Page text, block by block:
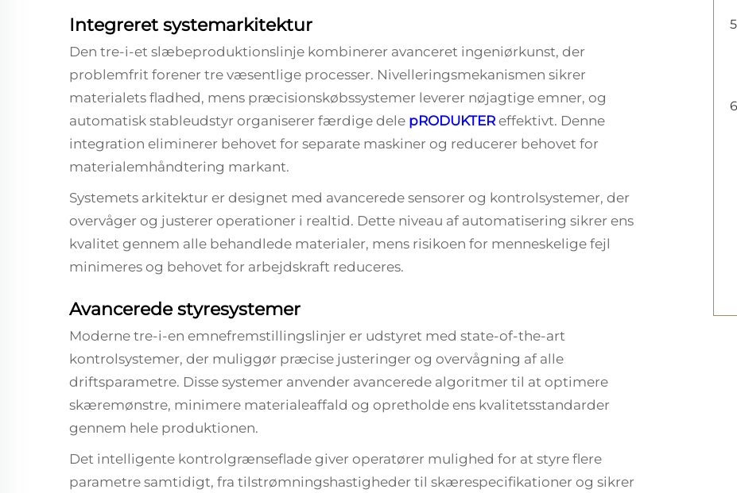
Integreret systemarkitektur
Den tre-i-et slæbeproduktionslinje kombinerer avanceret ingeniørkunst, der
problemfrit forener tre væsentlige processer. Nivelleringsmekanismen sikrer
materialets fladhed, mens præcisionskøbssystemer leverer nøjagtige emner, og
automatisk stableudstyr organiserer færdige dele pRODUKTEReffektivt. Denne
integration eliminerer behovet for separate maskiner og reducerer behovet for
materialemhåndtering markant.
Systemets arkitektur er designet med avancerede sensorer og kontrolsystemer, der
overvåger og justerer operationer i realtid. Dette niveau af automatisering sikrer ens
kvalitet gennem alle behandlede materialer, mens risikoen for menneskelige fejl
minimeres og behovet for arbejdskraft reduceres.
Avancerede styresystemer
Moderne tre-i-en emnefremstillingslinjer er udstyret med state-of-the-art
kontrolsystemer, der muliggør præcise justeringer og overvågning af alle
driftsparametre. Disse systemer anvender avancerede algoritmer til at optimere
skæremønstre, minimere materialeaffald og opretholde ens kvalitetsstandarder
gennem hele produktionen.
Det intelligente kontrolgrænseflade giver operatører mulighed for at styre flere
parametre samtidigt, fra tilstrømningshastigheder til skærespecifikationer og sikrer